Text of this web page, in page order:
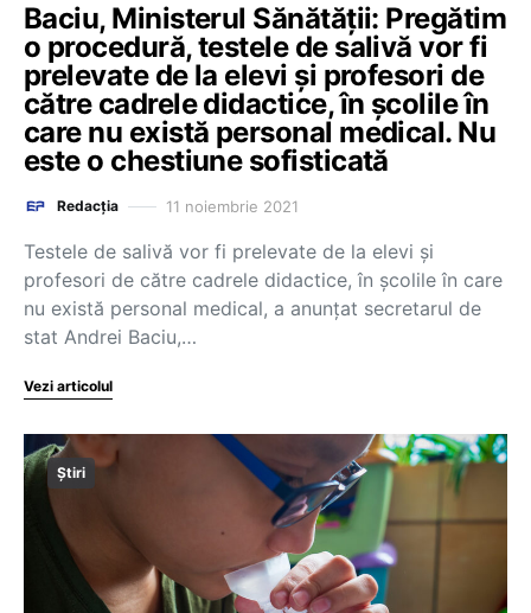
Baciu, Ministerul Sănătății: Pregătim
o procedură, testele de salivă vor fi
prelevate de la elevi și profesori de
către cadrele didactice, în școlile în
care nu există personal medical. Nu
este o chestiune sofisticată
Redacția 11 noiembrie 2021
Testele de salivă vor fi prelevate de la elevi și
profesori de către cadrele didactice, în școlile în care
nu există personal medical, a anunțat secretarul de
stat Andrei Baciu,…
Vezi articolul
Știri